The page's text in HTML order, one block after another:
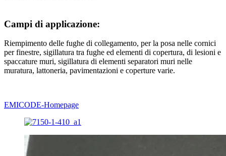
Campi di applicazione:
Riempimento delle fughe di collegamento, per la posa nelle cornici
per finestre, sigillatura tra fughe ed elementi di copertura, di lesioni e
spaccature muri, sigillatura di elementi separatori muri nelle
muratura, lattoneria, pavimentazioni e coperture varie.
EMICODE-Homepage